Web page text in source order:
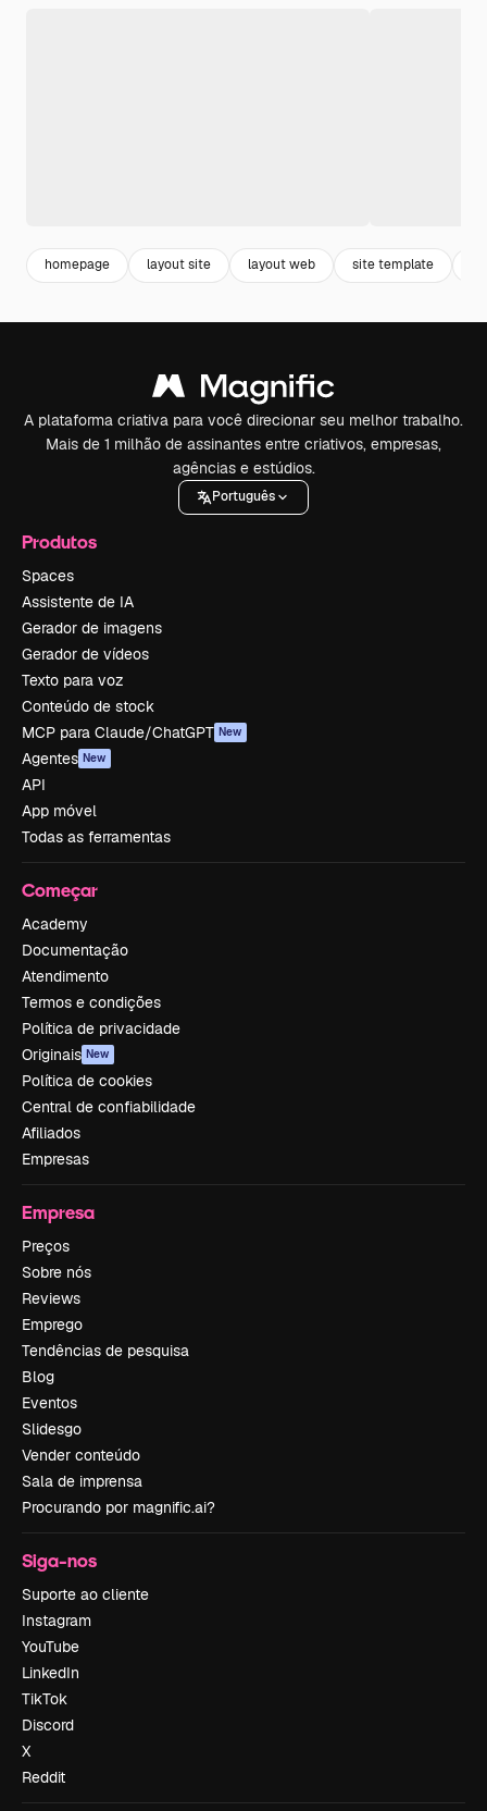
homepage layout site layout web site template
A plataforma criativa para você direcionar seu melhor trabalho.
Mais de 1 milhão de assinantes entre criativos, empresas,
agências e estúdios.
Português
Produtos
Spaces
Assistente de IA
Gerador de imagens
Gerador de vídeos
Texto para voz
Conteúdo de stock
MCP para Claude/ChatGPT New
Agentes New
API
App móvel
Todas as ferramentas
Começar
Academy
Documentação
Atendimento
Termos e condições
Política de privacidade
Originais New
Política de cookies
Central de confiabilidade
Afiliados
Empresas
Empresa
Preços
Sobre nós
Reviews
Emprego
Tendências de pesquisa
Blog
Eventos
Slidesgo
Vender conteúdo
Sala de imprensa
Procurando por magnific.ai?
Siga-nos
Suporte ao cliente
Instagram
YouTube
LinkedIn
TikTok
Discord
X
Reddit